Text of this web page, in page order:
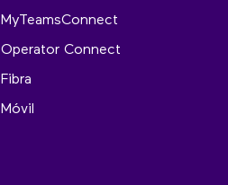
MyTeamsConnect
Operator Connect
Fibra
Móvil